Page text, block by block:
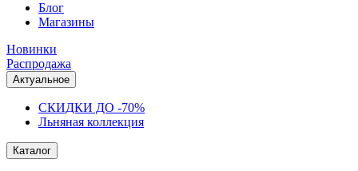
Блог
Магазины
Новинки
Распродажа
Актуальное
СКИДКИ ДО -70%
Льняная коллекция
Каталог